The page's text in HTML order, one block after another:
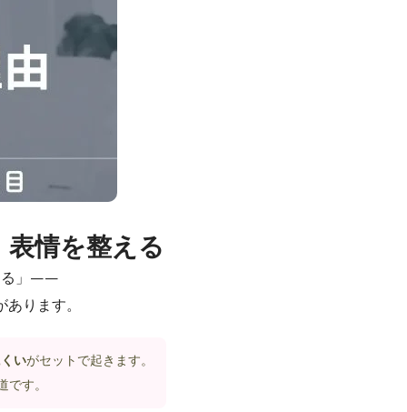
情を整える
る」——
ります。
いがセットで起きます。
です。